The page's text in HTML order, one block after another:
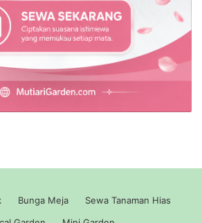
Bunga Meja
Sewa Tanaman Hias